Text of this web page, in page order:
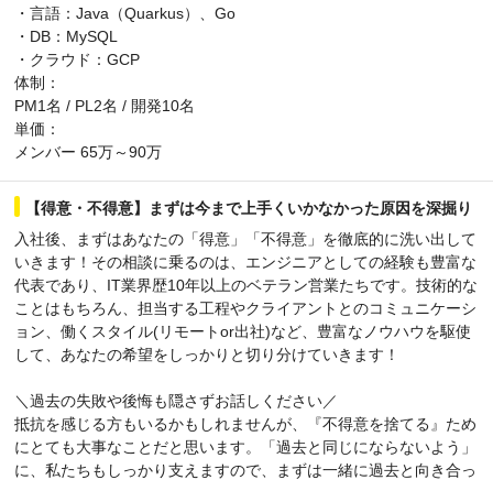
・言語：Java（Quarkus）、Go
・DB：MySQL
・クラウド：GCP
体制：
PM1名 / PL2名 / 開発10名
単価：
メンバー 65万～90万
【得意・不得意】まずは今まで上手くいかなかった原因を深掘り
入社後、まずはあなたの「得意」「不得意」を徹底的に洗い出して
いきます！その相談に乗るのは、エンジニアとしての経験も豊富な
代表であり、IT業界歴10年以上のベテラン営業たちです。技術的な
ことはもちろん、担当する工程やクライアントとのコミュニケーシ
ョン、働くスタイル(リモートor出社)など、豊富なノウハウを駆使
して、あなたの希望をしっかりと切り分けていきます！
＼過去の失敗や後悔も隠さずお話しください／
抵抗を感じる方もいるかもしれませんが、『不得意を捨てる』ため
にとても大事なことだと思います。「過去と同じにならないよう」
に、私たちもしっかり支えますので、まずは一緒に過去と向き合っ